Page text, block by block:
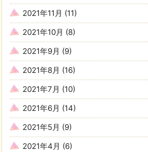
2021年11月 (11)
2021年10月 (8)
2021年9月 (9)
2021年8月 (16)
2021年7月 (10)
2021年6月 (14)
2021年5月 (9)
2021年4月 (6)